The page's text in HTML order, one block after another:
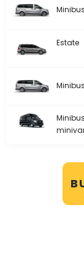
Estate